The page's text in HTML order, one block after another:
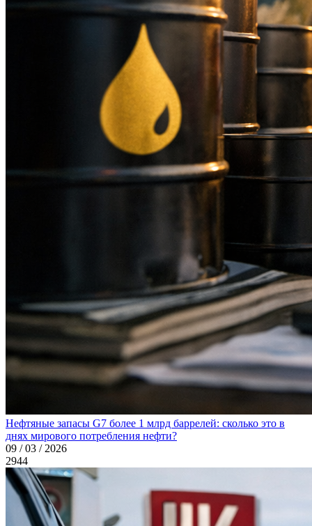
Нефтяные запасы G7 более 1 млрд баррелей: сколько это в
днях мирового потребления нефти?
09 / 03 / 2026
2944